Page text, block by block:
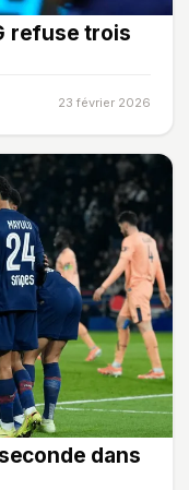
refuse trois
23 février 2026
dans